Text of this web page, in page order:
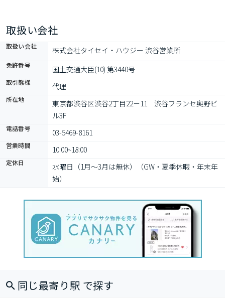
いただいたお客様に限り、紹介料半額でご案内可能
取扱い会社
取扱い会社 株式会社タイセイ・ハウジー 渋谷営業所
免許番号 国土交通大臣(10) 第3440号
取引態様 代理
所在地
東京都渋谷区渋谷2丁目22－11　渋谷フランセ奥野ビ
ル3F
電話番号 03-5469-8161
営業時間 10:00~18:00
定休日
水曜日（1月～3月は無休）（GW・夏季休暇・年末年
始）
同じ最寄り駅 で探す